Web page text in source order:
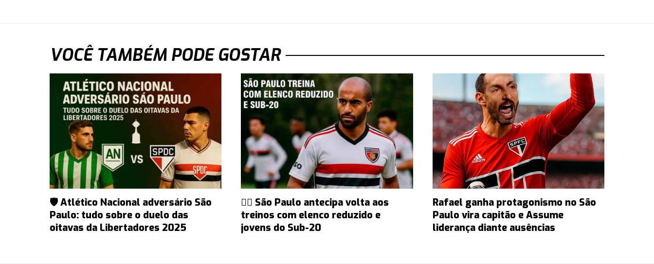
VOCÊ TAMBÉM PODE GOSTAR
🛡️ Atlético Nacional adversário São
Paulo: tudo sobre o duelo das
oitavas da Libertadores 2025
🏃‍♂️ São Paulo antecipa volta aos
treinos com elenco reduzido e
jovens do Sub-20
Rafael ganha protagonismo no São
Paulo vira capitão e Assume
liderança diante ausências